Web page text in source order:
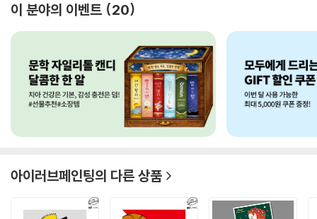
이 분야의 이벤트 20
아이러브페인팅의 다른 상품